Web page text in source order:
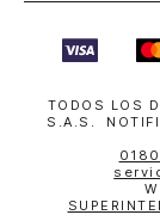
TODOS LOS
S.A.S.